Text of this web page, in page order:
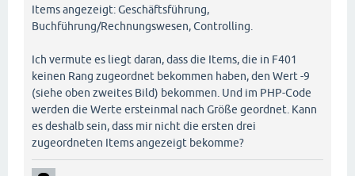
Items angezeigt: Geschäftsführung,
Buchführung/Rechnungswesen, Controlling.
Ich vermute es liegt daran, dass die Items, die in F401
keinen Rang zugeordnet bekommen haben, den Wert -9
(siehe oben zweites Bild) bekommen. Und im PHP-Code
werden die Werte ersteinmal nach Größe geordnet. Kann
es deshalb sein, dass mir nicht die ersten drei
zugeordneten Items angezeigt bekomme?